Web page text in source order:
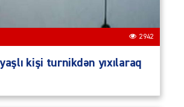
2942
kişi turnikdən yıxılaraq